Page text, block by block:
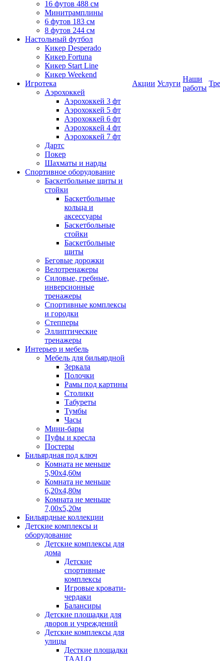
16 футов 488 см
Минитрамплины
6 футов 183 см
8 футов 244 см
Настольный футбол
Кикер Desperado
Кикер Fortuna
Кикер Start Line
Кикер Weekend
Игротека
Аэрохоккей
Аэрохоккей 3 фт
Аэрохоккей 5 фт
Аэрохоккей 6 фт
Аэрохоккей 4 фт
Аэрохоккей 7 фт
Дартс
Покер
Шахматы и нарды
Спортивное оборудование
Баскетбольные щиты и
стойки
Баскетбольные
кольца и
аксессуары
Баскетбольные
стойки
Баскетбольные
щиты
Беговые дорожки
Велотренажеры
Силовые, гребные,
инверсионные
тренажеры
Спортивные комплексы
и городки
Степперы
Эллиптические
тренажеры
Интерьер и мебель
Мебель для бильярдной
Зеркала
Полочки
Рамы под картины
Столики
Табуреты
Тумбы
Часы
Мини-бары
Пуфы и кресла
Постеры
Бильярдная под ключ
Комната не меньше
5,90х4,60м
Комната не меньше
6,20х4,80м
Комната не меньше
7,00х5,20м
Бильярдные коллекции
Детские комплексы и
оборудование
Детские комплексы для
дома
Детские
спортивные
комплексы
Игровые кровати-
чердаки
Балансиры
Детские площадки для
дворов и учреждений
Детские комплексы для
улицы
Десткие площадки
TAALO
Акции Услуги
Наши
работы